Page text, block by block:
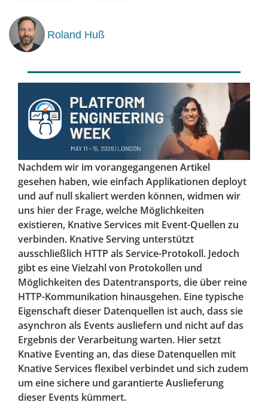
Roland Huß
Nachdem wir im vorangegangenen Artikel
gesehen haben, wie einfach Applikationen deployt
und auf null skaliert werden können, widmen wir
uns hier der Frage, welche Möglichkeiten
existieren, Knative Services mit Event-Quellen zu
verbinden. Knative Serving unterstützt
ausschließlich HTTP als Service-Protokoll. Jedoch
gibt es eine Vielzahl von Protokollen und
Möglichkeiten des Datentransports, die über reine
HTTP-Kommunikation hinausgehen. Eine typische
Eigenschaft dieser Datenquellen ist auch, dass sie
asynchron als Events ausliefern und nicht auf das
Ergebnis der Verarbeitung warten. Hier setzt
Knative Eventing an, das diese Datenquellen mit
Knative Services flexibel verbindet und sich zudem
um eine sichere und garantierte Auslieferung
dieser Events kümmert.